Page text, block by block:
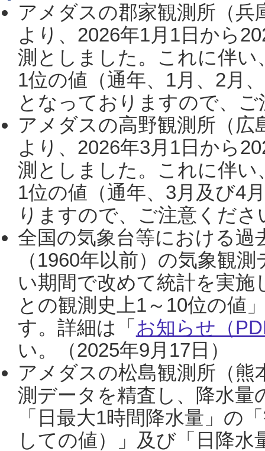
アメダスの郡家観測所（
より、2026年1月1日から
測としました。これに伴い
1位の値（通年、1月、2月
となっておりますので、
アメダスの高野観測所（
より、2026年3月1日から
測としました。これに伴い
1位の値（通年、3月及び4
りますので、ご注意くだ
全国の気象台等における過
（1960年以前）の気象観
い期間で改めて統計を実
との観測史上1～10位の値
す。詳細は「 お知らせ（
い。（2025年9月17日）
アメダスの松島観測所（熊
測データを精査し、降水
「日最大1時間降水量」の
しての値）」及び「日降